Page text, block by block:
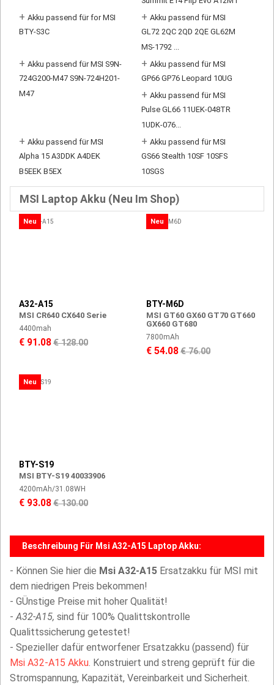
+ Akku passend für for MSI
BTY-S3C
+ Akku passend für MSI
GL72 2QC 2QD 2QE GL62M
MS-1792 ...
+ Akku passend für MSI S9N-
724G200-M47 S9N-724H201-
M47
+ Akku passend für MSI
GP66 GP76 Leopard 10UG
+ Akku passend für MSI
Pulse GL66 11UEK-048TR
1UDK-076...
+ Akku passend für MSI
Alpha 15 A3DDK A4DEK
B5EEK B5EX
+ Akku passend für MSI
GS66 Stealth 10SF 10SFS
10SGS
MSI Laptop Akku (Neu Im Shop)
Neu
A32-A15
MSI CR640 CX640 Serie
4400mah
€ 91.08€ 128.00
Neu
BTY-M6D
MSI GT60 GX60 GT70 GT660
GX660 GT680
7800mAh
€ 54.08€ 76.00
Neu
BTY-S19
MSI BTY-S19 40033906
4200mAh/31.08WH
€ 93.08€ 130.00
Beschreibung Für Msi A32-A15 Laptop Akku:
- Können Sie hier die Msi A32-A15 Ersatzakku für MSI mit
dem niedrigen Preis bekommen!
- GÜnstige Preise mit hoher Qualität!
-A32-A15, sind für 100% Qualittskontrolle
Qualittssicherung getestet!
- Spezieller dafür entworfener Ersatzakku (passend) für
Msi A32-A15 Akku. Konstruiert und streng geprüft für die
Stromspannung, Kapazität, Vereinbarkeit und Sicherheit.